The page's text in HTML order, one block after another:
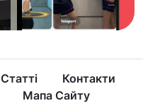
Статті
Контакти
Мапа Сайту